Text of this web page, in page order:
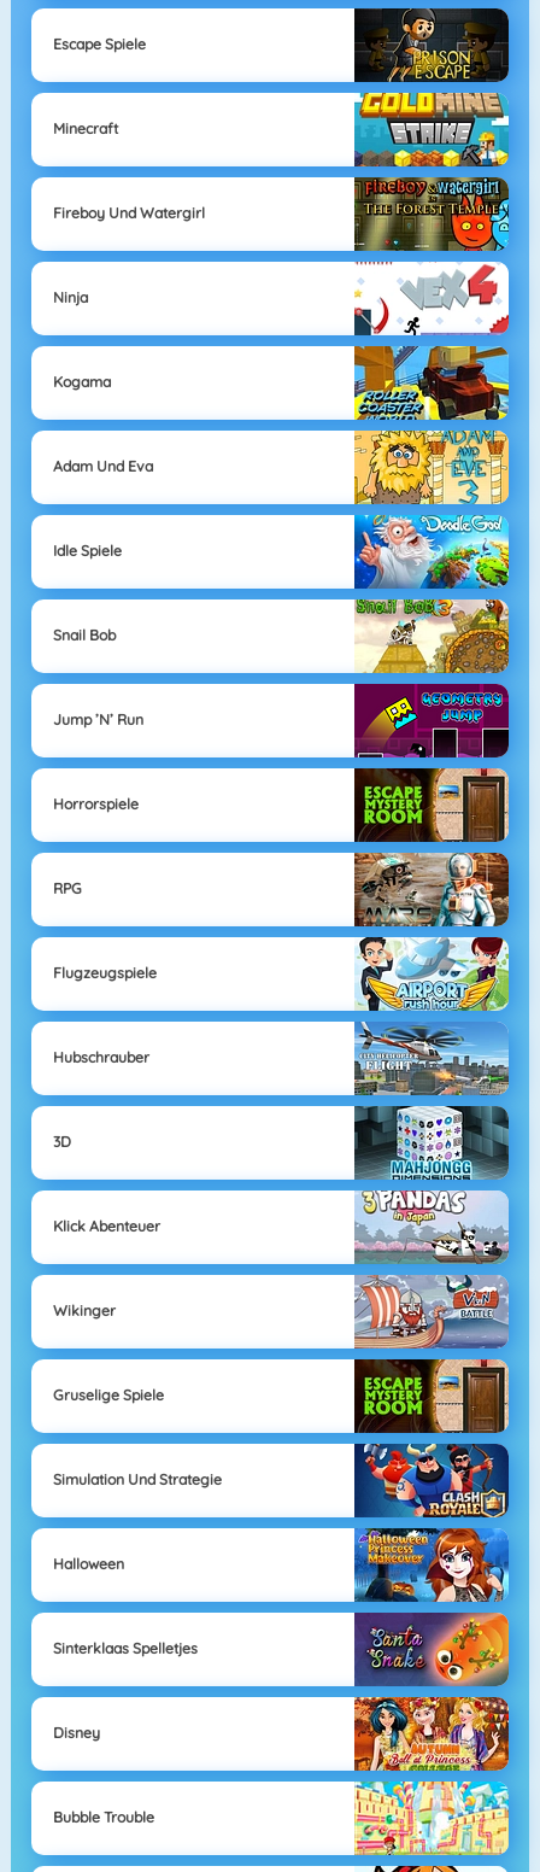
Escape Spiele
Minecraft
Fireboy Und Watergirl
Ninja
Kogama
Adam Und Eva
Idle Spiele
Snail Bob
Jump ’n’ Run
Horrorspiele
RPG
Flugzeugspiele
Hubschrauber
3D
Klick Abenteuer
Wikinger
Gruselige Spiele
Simulation Und Strategie
Halloween
Sinterklaas Spelletjes
Disney
Bubble Trouble